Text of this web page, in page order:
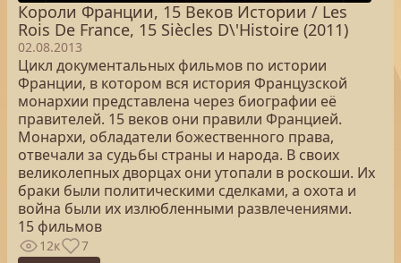
Короли Франции, 15 Веков Истории / Les
Rois De France, 15 Siècles D\'Histoire (2011)
02.08.2013
Цикл документальных фильмов по истории
Франции, в котором вся история Французской
монархии представлена через биографии её
правителей. 15 веков они правили Францией.
Монархи, обладатели божественного права,
отвечали за судьбы страны и народа. В своих
великолепных дворцах они утопали в роскоши. Их
браки были политическими сделками, а охота и
война были их излюбленными развлечениями.
15 фильмов
12к 7